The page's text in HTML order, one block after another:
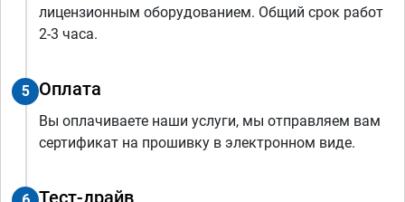
лицензионным оборудованием. Общий срок работ
2-3 часа.
5 Оплата
Вы оплачиваете наши услуги, мы отправляем вам
сертификат на прошивку в электронном виде.
Тест-драйв